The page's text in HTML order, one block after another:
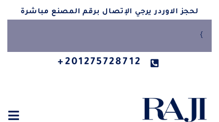
لحجز الاوردر يرجي الإتصال برقم المصنع مباشرة
}
201275728712+